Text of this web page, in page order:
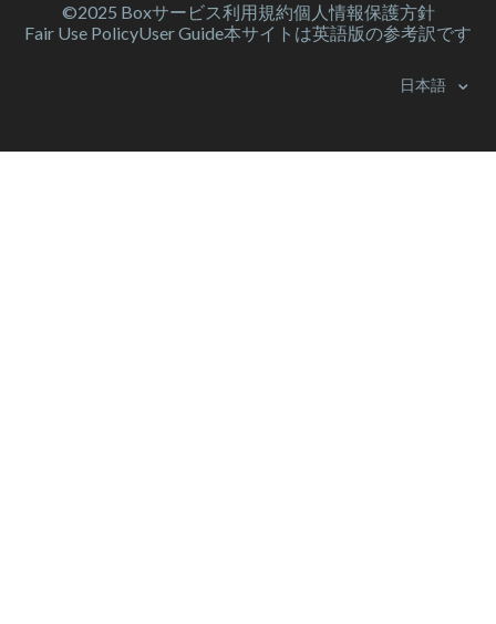
©2025 Boxサービス利⽤規約個人情報保護方針
Fair Use PolicyUser Guide本サイトは英語版の参考訳です
日本語